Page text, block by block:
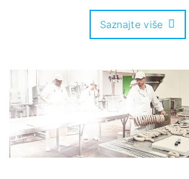
Saznajte više